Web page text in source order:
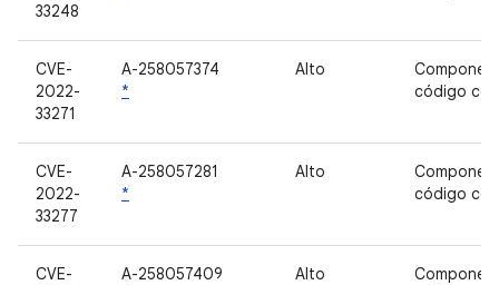
33248
CVE-
2022-
33271
A-258057374
*
Alto
código
CVE-
2022-
33277
A-258057281
*
Alto
código
CVE-
A-258057409
Alto